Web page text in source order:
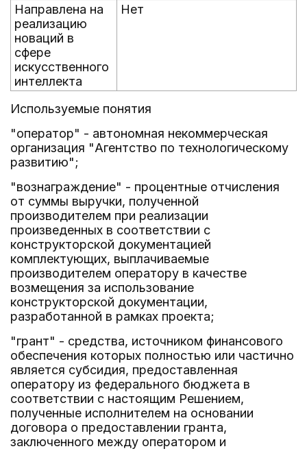
Направлена на
реализацию
новаций в
сфере
искусственного
интеллекта
Нет
Используемые понятия
"оператор" - автономная некоммерческая
организация "Агентство по технологическому
развитию";
"вознаграждение" - процентные отчисления
от суммы выручки, полученной
производителем при реализации
произведенных в соответствии с
конструкторской документацией
комплектующих, выплачиваемые
производителем оператору в качестве
возмещения за использование
конструкторской документации,
разработанной в рамках проекта;
"грант" - средства, источником финансового
обеспечения которых полностью или частично
является субсидия, предоставленная
оператору из федерального бюджета в
соответствии с настоящим Решением,
полученные исполнителем на основании
договора о предоставлении гранта,
заключенного между оператором и